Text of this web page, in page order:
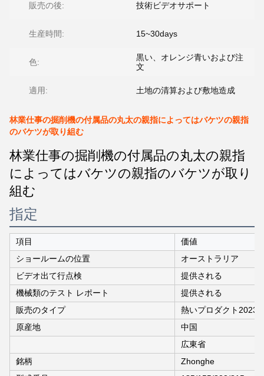
販売の後: 技術ビデオサポート
生産時間: 15~30days
色:
黒い、オレンジ青いおよび注
文
適用: 土地の清算および敷地造成
林業仕事の掘削機の付属品の丸太の親指によってはバケツの親指
のバケツが取り組む
林業仕事の掘削機の付属品の丸太の親指
によってはバケツの親指のバケツが取り
組む
指定
項目
価値
ショールームの位置
オーストラリア
ビデオ出て行点検
提供される
機械類のテスト レポート
提供される
販売のタイプ
熱いプロダクト2023
原産地
中国
広東省
銘柄
Zhonghe